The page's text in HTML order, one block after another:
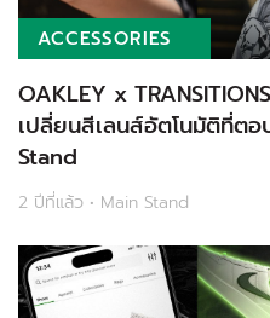
ACCESSORIES
OAKLEY x
เปลี่ยนสีเลนส์อัตโนมัติที่ต
Stand
2 ปีที่แล้ว • Main Stand